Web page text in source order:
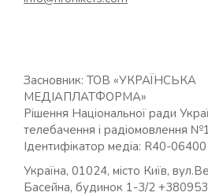
Засновник: ТОВ «УКРАЇНСЬКА
МЕДІАПЛАТФОРМА»
Рішення Національної ради
телебачення і радіомовлення
Ідентифікатор медіа: R40-06400
Україна, 01024, місто Київ,
Басейна, будинок 1-3/2